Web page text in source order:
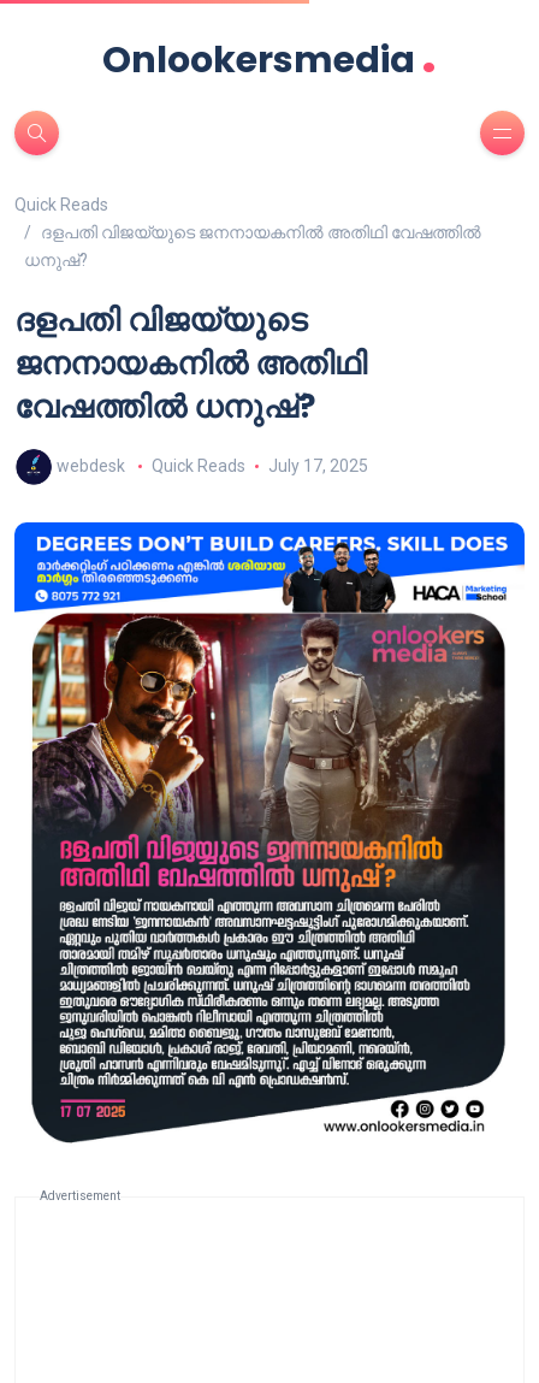
Onlookersmedia .
Quick Reads
ദളപതി വിജയ്‌യുടെ ജനനായകനിൽ അതിഥി വേഷത്തിൽ
ധനുഷ്?
ദളപതി വിജയ്‌യുടെ
ജനനായകനിൽ അതിഥി
വേഷത്തിൽ ധനുഷ്?
webdesk Quick Reads July 17, 2025
Advertisement